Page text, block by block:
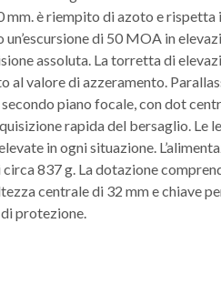
mm. è riempito di azoto e
di 50 MOA in
assoluta. La torretta di
valore di azzeramento.
piano focale, con dot
rapida del bersaglio. Le
in ogni situazione.
837 g. La dotazione
centrale di 32 mm e chiave
protezione.